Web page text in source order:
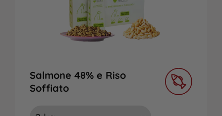
Salmone 48% e Riso
Soffiato